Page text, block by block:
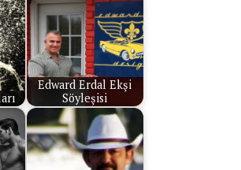
Edward Erdal Ekşi
Söyleşisi